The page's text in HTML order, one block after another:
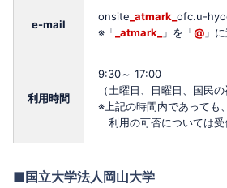
e-mail
onsite _atmark_ ofc.u-
※「 _atmark_ 」を「@ 」
利用時間
9:30～ 17:00
（土曜日、日曜日、国民
※上記の時間内であっても
利用の可否については受
■国立大学法人岡山大学